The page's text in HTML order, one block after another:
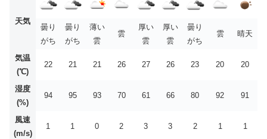
天気
曇り
がち
曇り
がち
薄い
雲
雲
厚い
雲
厚い
雲
曇り
がち
雲 晴天
気温
(℃)
22 21 21 26 27 26 23 20 20
湿度
(%)
94 95 93 70 61 66 80 92 91
風速
(m/s)
1 1 0 2 3 3 2 1 1